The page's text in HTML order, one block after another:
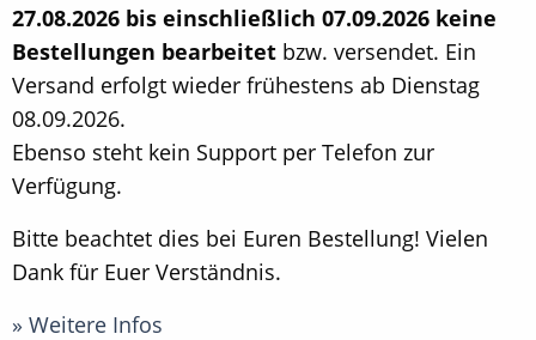
27.08.2026 bis einschließlich 07.09.2026 keine
Bestellungen bearbeitet bzw. versendet. Ein
Versand erfolgt wieder frühestens ab Dienstag
08.09.2026.
Ebenso steht kein Support per Telefon zur
Verfügung.
Bitte beachtet dies bei Euren Bestellung! Vielen
Dank für Euer Verständnis.
» Weitere Infos